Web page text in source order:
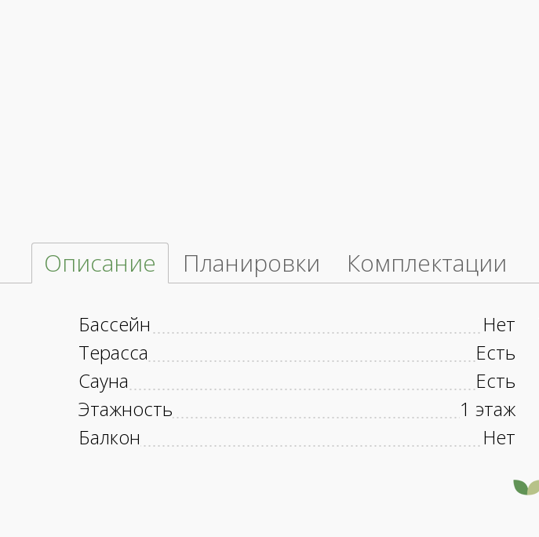
Описание Планировки Комплектации
Бассейн
Нет
Терасса
Есть
Сауна
Есть
Этажность
1 этаж
Балкон
Нет